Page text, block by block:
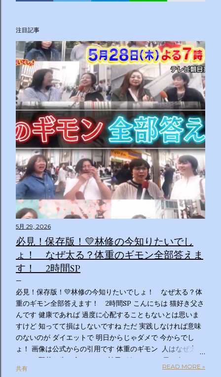
注目記事
5月 29, 2026
必見！保存版！💛林修の今知りたいでし
ょ！ なぜ太る？体重のギモン全部答えま
す！ 2時間SP
必見！保存版！💛林修の今知りたいでしょ！ なぜ太る？体
重のギモン全部答えます！ 2時間SP こんにちは 猫好き父さ
んです 健康であれば 過度に心配することもないとは思いま
すけど 知ってて損はしないですね ただ 実践しなければ意味
のないのが ダイエットで 明日からじゃダメで 今からでし
ょ！ 画像は公式からの引用です 体重のギモン 人はなぜ太る
のか？ 野菜を先に食べるのは効果があるの？１日２食と３
食、どっちが太らない？「太りやすい人」と「太りにくい
共有 READ MORE »